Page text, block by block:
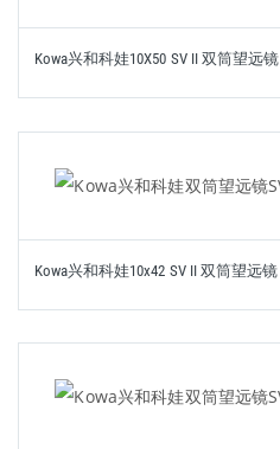
Kowa兴和科娃10X50 SV II 双筒望远镜
Kowa兴和科娃10x42 SV II 双筒望远镜